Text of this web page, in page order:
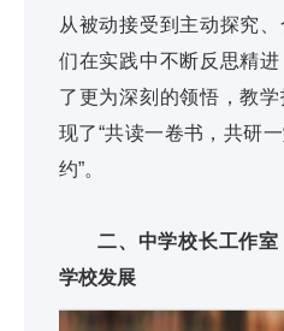
从被动接受到主动探究
们在实践中不断反思精
了更为深刻的领悟，教
现了“共读一卷书，共研
约”。
二、中学校长工作
学校发展